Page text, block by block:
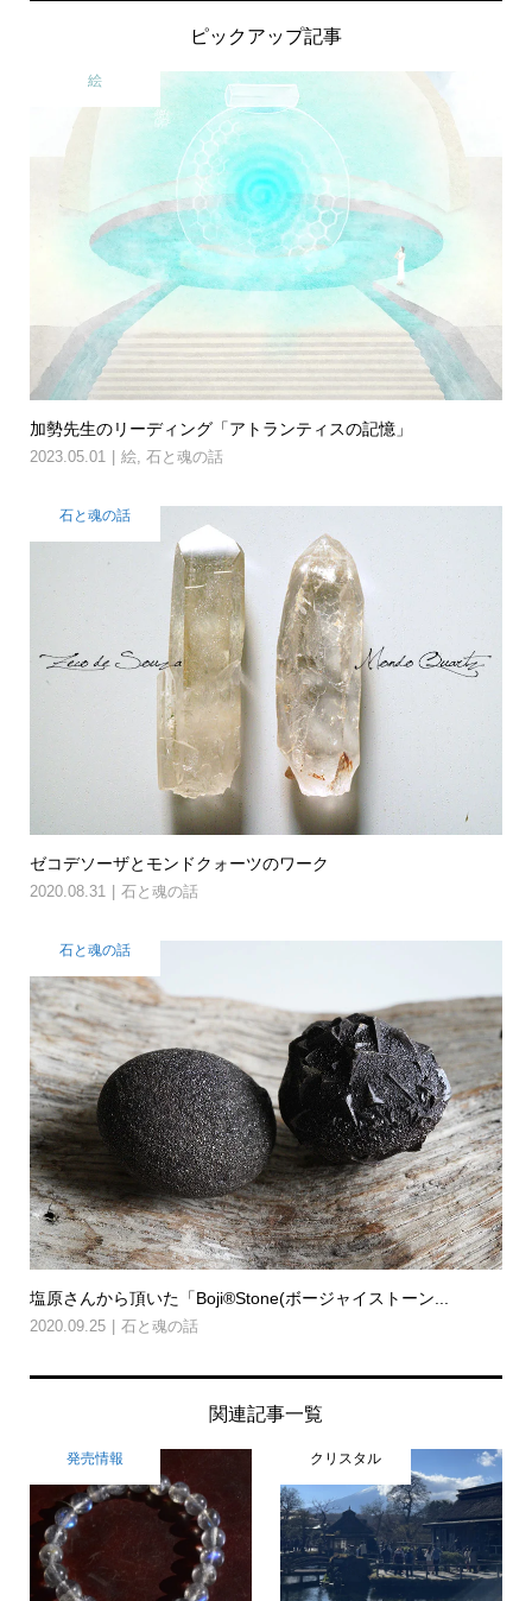
ピックアップ記事
絵
加勢先生のリーディング「アトランティスの記憶」
2023.05.01 絵, 石と魂の話
石と魂の話
ゼコデソーザとモンドクォーツのワーク
2020.08.31 石と魂の話
石と魂の話
塩原さんから頂いた「Boji®Stone(ボージャイストーン...
2020.09.25 石と魂の話
関連記事一覧
発売情報 クリスタル